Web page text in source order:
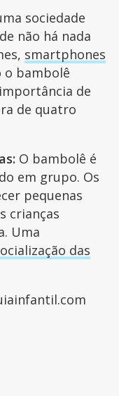
sociedade
não há nada
smartphones
o bambolê
de
de quatro
O bambolê é
em grupo. Os
pequenas
crianças
Uma
das